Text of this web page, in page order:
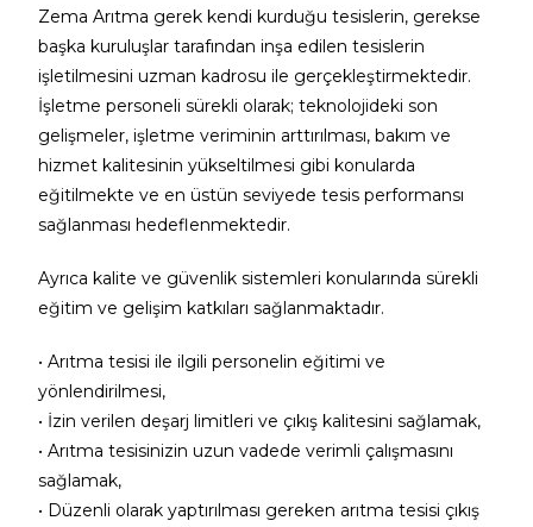
Zema Arıtma gerek kendi kurduğu tesislerin, gerekse
başka kuruluşlar tarafından inşa edilen tesislerin
işletilmesini uzman kadrosu ile gerçekleştirmektedir.
İşletme personeli sürekli olarak; teknolojideki son
gelişmeler, işletme veriminin arttırılması, bakım ve
hizmet kalitesinin yükseltilmesi gibi konularda
eğitilmekte ve en üstün seviyede tesis performansı
sağlanması hedeflenmektedir.
Ayrıca kalite ve güvenlik sistemleri konularında sürekli
eğitim ve gelişim katkıları sağlanmaktadır.
• Arıtma tesisi ile ilgili personelin eğitimi ve
yönlendirilmesi,
• İzin verilen deşarj limitleri ve çıkış kalitesini sağlamak,
• Arıtma tesisinizin uzun vadede verimli çalışmasını
sağlamak,
• Düzenli olarak yaptırılması gereken arıtma tesisi çıkış